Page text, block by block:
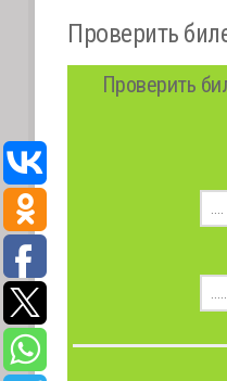
Проверить
Проверить